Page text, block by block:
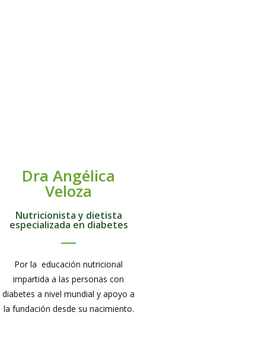
Dra Angélica
Veloza
Nutricionista y dietista
especializada en diabetes
Por la educación nutricional
impartida a las personas con
diabetes a nivel mundial y apoyo a
la fundación desde su nacimiento.